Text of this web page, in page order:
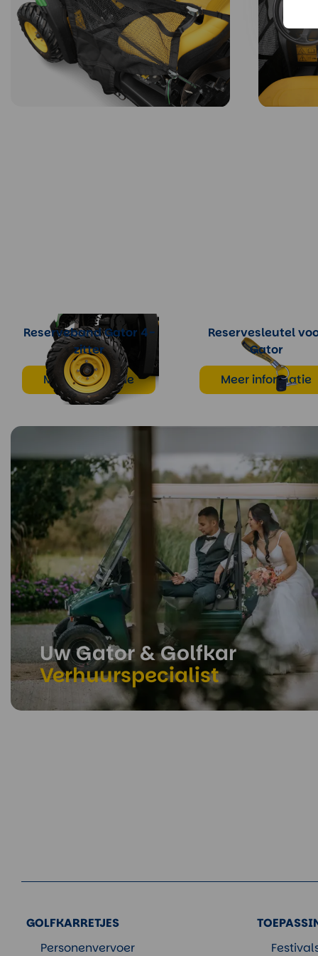
Reserveband Gator 4-
zitter
Meer informatie
Reservesleutel
Gator
Meer informatie
Uw Gator & Golfkar
Verhuurspecialist
GOLFKARRETJES
Personenvervoer